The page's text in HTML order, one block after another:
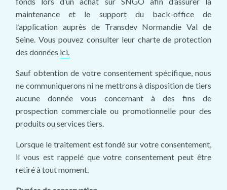
maintenance et le support du back-office de
l’application auprès de Transdev Normandie Val de
Seine. Vous pouvez consulter leur charte de protection
des données ici.
Sauf obtention de votre consentement spécifique, nous
ne communiquerons ni ne mettrons à disposition de tiers
aucune donnée vous concernant à des fins de
prospection commerciale ou promotionnelle pour des
produits ou services tiers.
Lorsque le traitement est fondé sur votre consentement,
il vous est rappelé que votre consentement peut être
retiré à tout moment.